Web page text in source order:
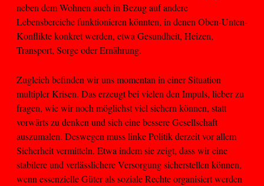
neben dem Wohnen auch in Bezug auf andere
Lebensbereiche funktionieren könnten, in denen Oben-Unten-
Konflikte konkret werden, etwa Gesundheit, Heizen,
Transport, Sorge oder Ernährung.
Zugleich befinden wir uns momentan in einer Situation
multipler Krisen. Das erzeugt bei vielen den Impuls, lieber zu
fragen, wie wir noch möglichst viel sichern können, statt
vorwärts zu denken und sich eine bessere Gesellschaft
auszumalen. Deswegen muss linke Politik derzeit vor allem
Sicherheit vermitteln. Etwa indem sie zeigt, dass wir eine
stabilere und verlässlichere Versorgung sicherstellen können,
wenn essenzielle Güter als soziale Rechte organisiert werden